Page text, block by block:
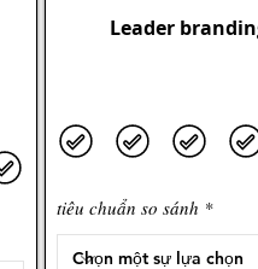
Leader
tiêu chuẩn so sánh